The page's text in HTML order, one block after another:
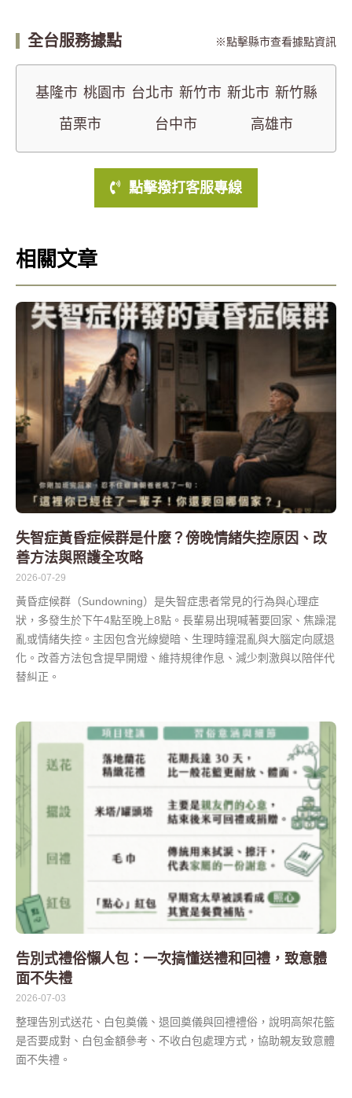
全台服務據點 點擊縣市查看據點資訊
基隆市 桃園市
苗栗市
台北市 新竹市
台中市
新北市 新竹縣
高雄市
點擊撥打客服專線
相關文章
失智症黃昏症候群是什麼？傍晚情緒失控原因、改
善方法與照護全攻略
2026-07-29
黃昏症候群（Sundowning）是失智症患者常見的行為與心理症
狀，多發生於下午4點至晚上8點。長輩易出現喊著要回家、焦躁混
亂或情緒失控。主因包含光線變暗、生理時鐘混亂與大腦定向感退
化。改善方法包含提早開燈、維持規律作息、減少刺激與以陪伴代
替糾正。
告別式禮俗懶人包：一次搞懂送禮和回禮，致意體
面不失禮
2026-07-03
整理告別式送花、白包奠儀、退回奠儀與回禮禮俗，說明高架花籃
是否要成對、白包金額參考、不收白包處理方式，協助親友致意體
面不失禮。